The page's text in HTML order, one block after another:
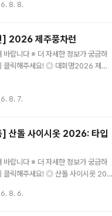
용은 뉴스카드를 클릭하시면 확인하
바라보고, 새로운 해결 아이디어를 제
~ 8. 31.(월) 18:00 ◎ 공모대상전
생 및 학교 밖 청소년 2~5인으로 구성
교 재학생 포함) ◎ 공모주제사회·문화
법QR코드 스캔 후 네이버 폼 온라인
8. 8.
] 2026 제주풍차런
바랍니다 ※ 더 자세한 정보가 궁금하
클릭해주세요! ◎ 대회명2026 제주
합지원센터제주 제주시 한림읍 한림
가비 입금계좌- 은행명 : 농협- 계
5832-13- 예금주 : 주식회사 어디
합 시상시상은 10km 부문에 한해
은 시상에서 제외됩니다.- 1위 30만
8. 7.
] 산돌 사이시옷 2026: 타입
바랍니다 ※ 더 자세한 정보가 궁금하
클릭해주세요! ◎ 산돌 사이시옷 202
사이시옷 2026!디자이너 및 콘텐츠
8. 6.